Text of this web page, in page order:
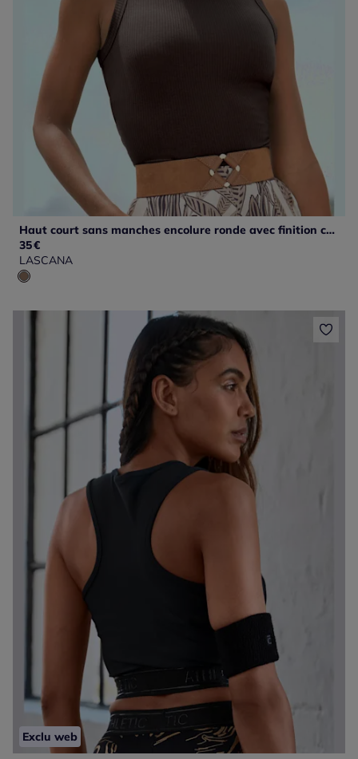
Haut court sans manches encolure ronde avec finition côtelée
35€
LASCANA
Exclu web